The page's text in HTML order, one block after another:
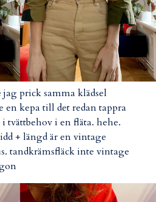
prick samma klädsel
en kepa till det redan tappra
tvättbehov i en fläta. hehe.
+ längd är en vintage
tandkrämsfläck inte vintage